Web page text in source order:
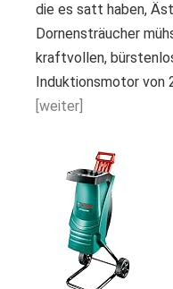
die es satt haben,
Dornensträucher
kraftvollen,
Induktionsmotor von
[weiter]